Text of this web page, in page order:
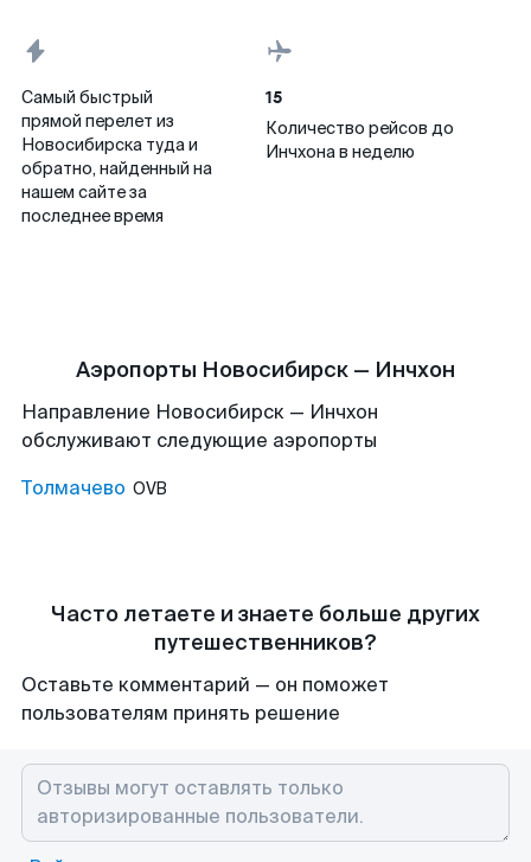
Самый быстрый
прямой перелет из
Новосибирска туда и
обратно, найденный на
нашем сайте за
последнее время
15
Количество рейсов до
Инчхона в неделю
Аэропорты Новосибирск — Инчхон
Направление Новосибирск — Инчхон
обслуживают следующие аэропорты
Толмачево OVB
Часто летаете и знаете больше других
путешественников?
Оставьте комментарий — он поможет
пользователям принять решение